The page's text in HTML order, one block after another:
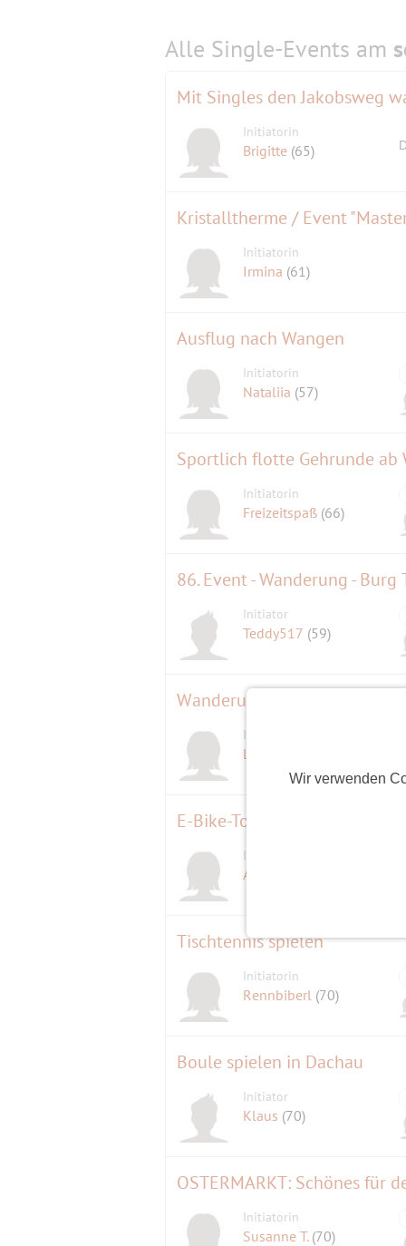
Wir verwenden
Alle Single-Events am
Mit Singles den Jakobsweg
Initiatorin
Brigitte (65)
Kristalltherme / Event
Initiatorin
Irmina (61)
Ausflug nach Wangen
Initiatorin
Nataliia (57)
Sportlich flotte Gehrunde
Initiatorin
Freizeitspaß (66)
86. Event - Wanderung -
Initiator
Teddy517 (59)
Wanderung von Herrsching
Initiatorin
Lachsi
E-Bike-Tour Kreuzstraße -
Initiatorin
Astrid-089
Tischtennis spielen
Initiatorin
Rennbiberl (70)
Boule spielen in Dachau
Initiator
Klaus (70)
OSTERMARKT: Schönes für
Initiatorin
Susanne T. (70)